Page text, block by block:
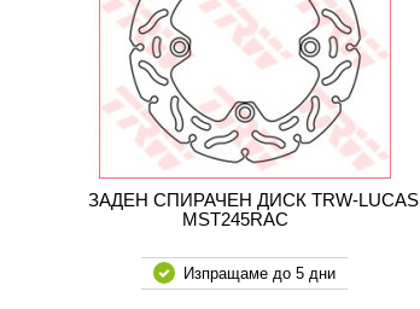
ЗАДЕН СПИРАЧЕН ДИСК TRW-LUCAS
MST245RAC
Изпращаме до 5 дни